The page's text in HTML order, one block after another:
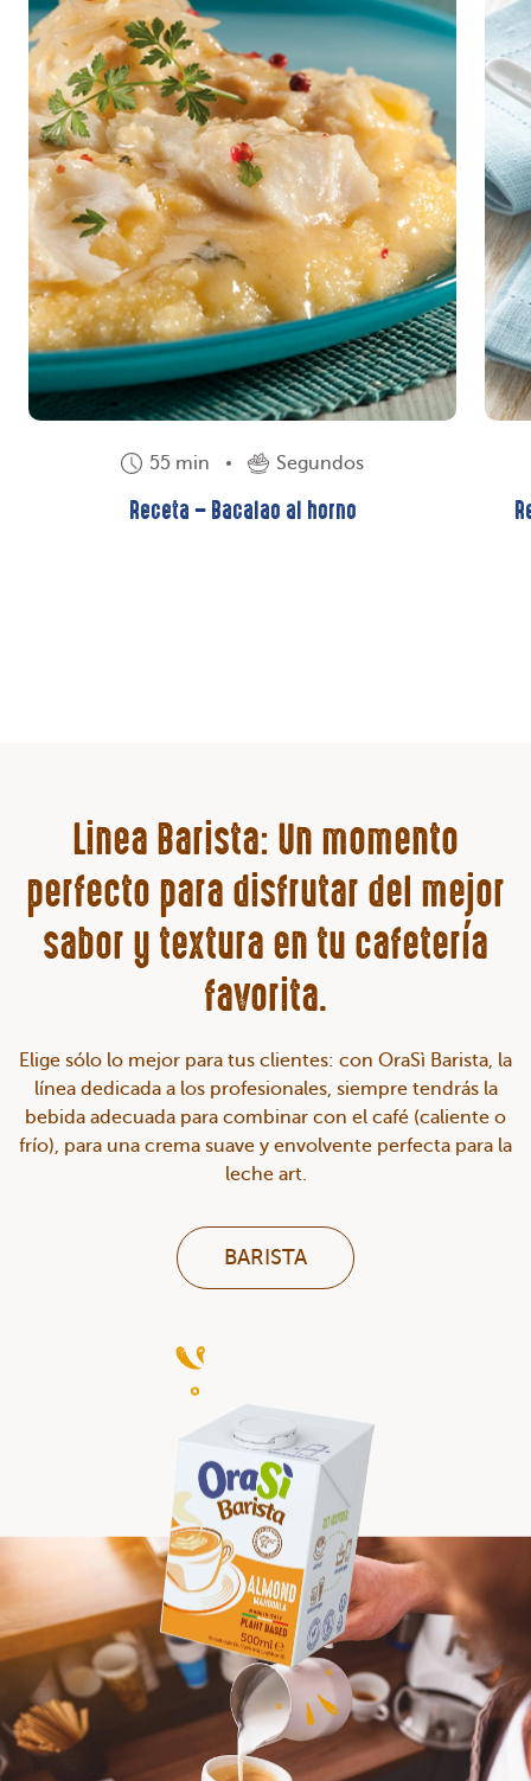
55 min Segundos
Receta – Bacalao al horno
Linea Barista: Un momento
perfecto para disfrutar del mejor
sabor y textura en tu cafetería
favorita.
Elige sólo lo mejor para tus clientes: con OraSì Barista, la
línea dedicada a los profesionales, siempre tendrás la
bebida adecuada para combinar con el café (caliente o
frío), para una crema suave y envolvente perfecta para la
leche art.
BARISTA